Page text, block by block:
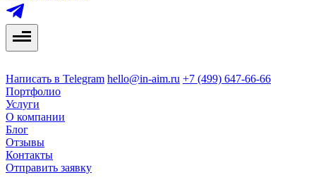
Написать в Telegram hello@in-aim.ru +7 (499) 647-66-66
Портфолио
Услуги
О компании
Блог
Отзывы
Контакты
Отправить заявку